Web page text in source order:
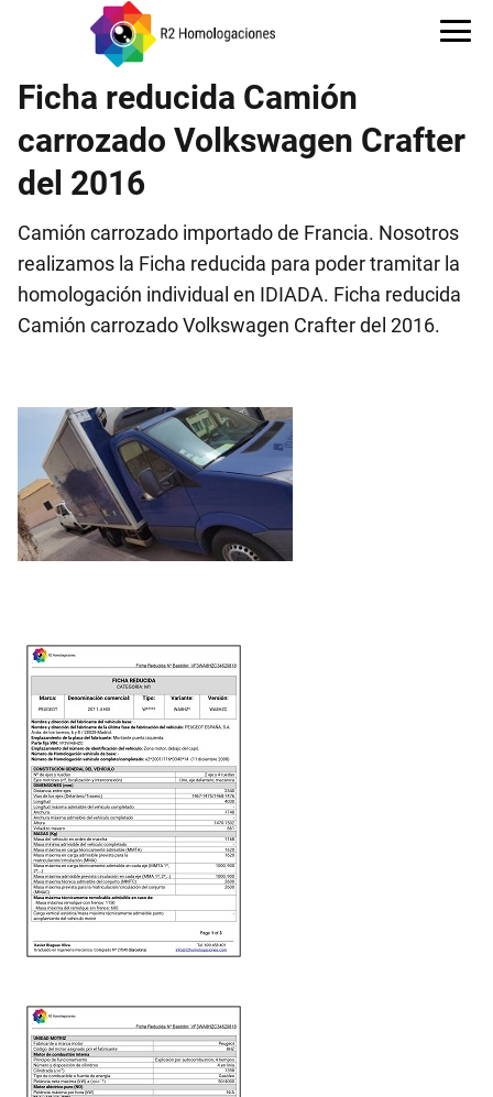
Ficha reducida Camión
carrozado Volkswagen Crafter
del 2016
Camión carrozado importado de Francia. Nosotros
realizamos la Ficha reducida para poder tramitar la
homologación individual en IDIADA. Ficha reducida
Camión carrozado Volkswagen Crafter del 2016.